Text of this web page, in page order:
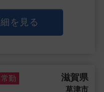
も構えたクリニックづ
も起きるような勢い
を見る
勤 滋賀県
草津市